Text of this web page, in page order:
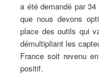
a été demandé par
que nous devons
place des outils qui
démultipliant les
France soit revenu
positif.